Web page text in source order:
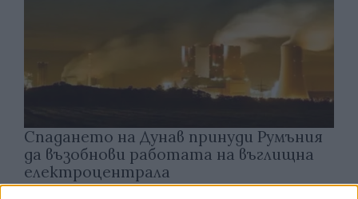
Спадането на Дунав принуди Румъния
да възобнови работата на въглищна
електроцентрала